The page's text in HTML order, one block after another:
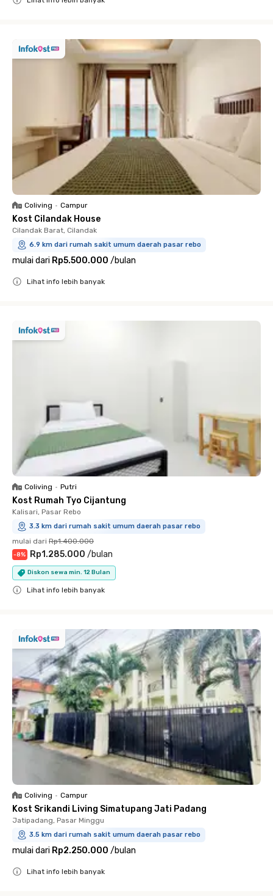
Coliving • Campur
Kost Cilandak House
Cilandak Barat, Cilandak
6.9 km dari rumah sakit umum daerah pasar rebo
mulai dari Rp5.500.000 /bulan
Lihat info lebih banyak
Coliving • Putri
Kost Rumah Tyo Cijantung
Kalisari, Pasar Rebo
3.3 km dari rumah sakit umum daerah pasar rebo
mulai dari Rp1.400.000
-8% Rp1.285.000 /bulan
Diskon sewa min. 12 Bulan
Lihat info lebih banyak
Coliving • Campur
Kost Srikandi Living Simatupang Jati Padang
Jatipadang, Pasar Minggu
3.5 km dari rumah sakit umum daerah pasar rebo
mulai dari Rp2.250.000 /bulan
Lihat info lebih banyak